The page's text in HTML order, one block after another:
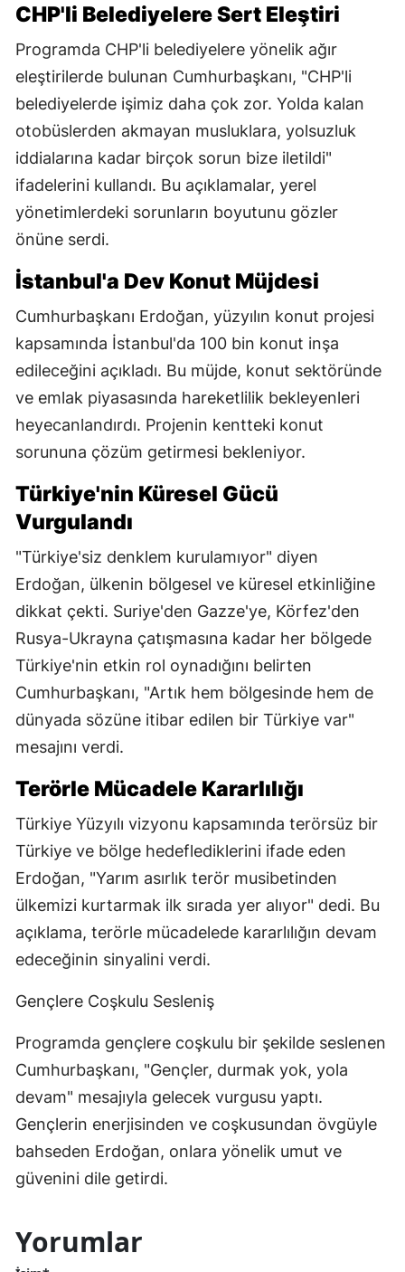
CHP'li Belediyelere Sert Eleştiri
Programda CHP'li belediyelere yönelik ağır
eleştirilerde bulunan Cumhurbaşkanı, "CHP'li
belediyelerde işimiz daha çok zor. Yolda kalan
otobüslerden akmayan musluklara, yolsuzluk
iddialarına kadar birçok sorun bize iletildi"
ifadelerini kullandı. Bu açıklamalar, yerel
yönetimlerdeki sorunların boyutunu gözler
önüne serdi.
İstanbul'a Dev Konut Müjdesi
Cumhurbaşkanı Erdoğan, yüzyılın konut projesi
kapsamında İstanbul'da 100 bin konut inşa
edileceğini açıkladı. Bu müjde, konut sektöründe
ve emlak piyasasında hareketlilik bekleyenleri
heyecanlandırdı. Projenin kentteki konut
sorununa çözüm getirmesi bekleniyor.
Türkiye'nin Küresel Gücü
Vurgulandı
"Türkiye'siz denklem kurulamıyor" diyen
Erdoğan, ülkenin bölgesel ve küresel etkinliğine
dikkat çekti. Suriye'den Gazze'ye, Körfez'den
Rusya-Ukrayna çatışmasına kadar her bölgede
Türkiye'nin etkin rol oynadığını belirten
Cumhurbaşkanı, "Artık hem bölgesinde hem de
dünyada sözüne itibar edilen bir Türkiye var"
mesajını verdi.
Terörle Mücadele Kararlılığı
Türkiye Yüzyılı vizyonu kapsamında terörsüz bir
Türkiye ve bölge hedeflediklerini ifade eden
Erdoğan, "Yarım asırlık terör musibetinden
ülkemizi kurtarmak ilk sırada yer alıyor" dedi. Bu
açıklama, terörle mücadelede kararlılığın devam
edeceğinin sinyalini verdi.
Gençlere Coşkulu Sesleniş
Programda gençlere coşkulu bir şekilde seslenen
Cumhurbaşkanı, "Gençler, durmak yok, yola
devam" mesajıyla gelecek vurgusu yaptı.
Gençlerin enerjisinden ve coşkusundan övgüyle
bahseden Erdoğan, onlara yönelik umut ve
güvenini dile getirdi.
Yorumlar